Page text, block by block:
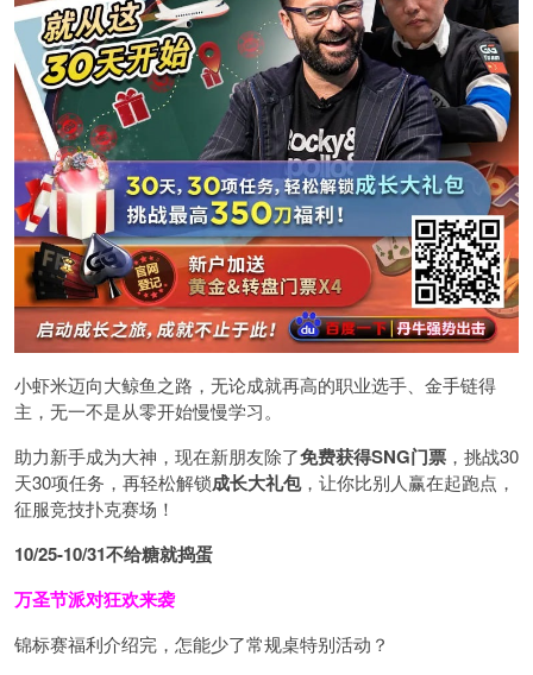
小虾米迈向大鲸鱼之路，无论成就再高的职业选手、金手链得
主，无一不是从零开始慢慢学习。
助力新手成为大神，现在新朋友除了免费获得SNG门票 ，挑战30
天30项任务，再轻松解锁成长大礼包，让你比别人赢在起跑点，
征服竞技扑克赛场！
10/25-10/31不给糖就捣蛋
万圣节派对狂欢来袭
锦标赛福利介绍完，怎能少了常规桌特别活动？